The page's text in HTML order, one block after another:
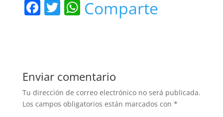
F
b
o
o
T W
A
p
p
Comparte
Enviar comentario
Tu dirección de correo electrónico no será publicada.
Los campos obligatorios están marcados con *